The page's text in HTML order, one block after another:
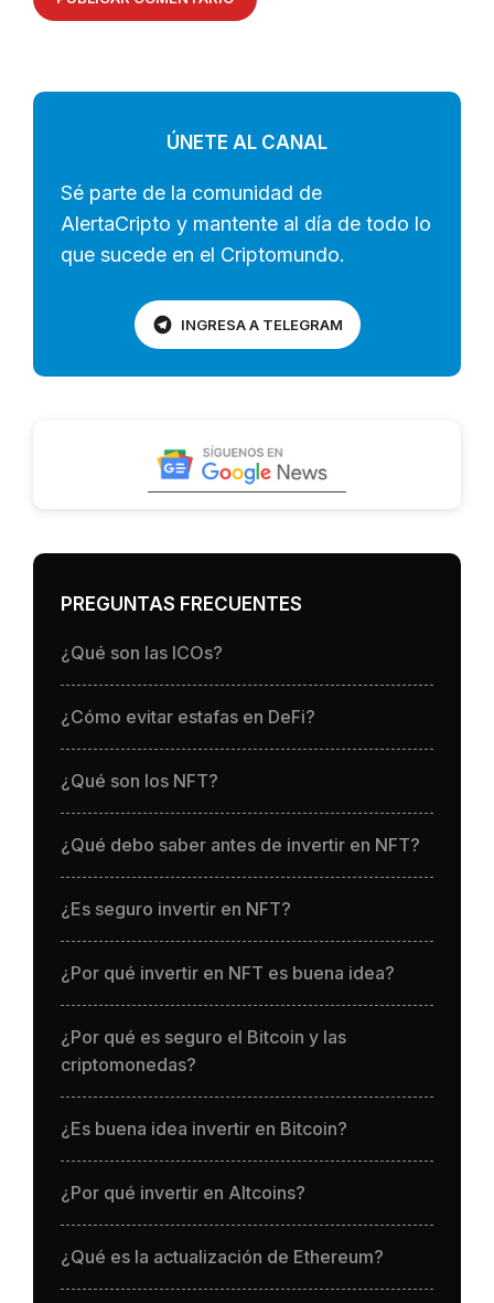
ÚNETE AL CANAL
Sé parte de la comunidad de
AlertaCripto y mantente al día de todo lo
que sucede en el Criptomundo.
INGRESA A TELEGRAM
PREGUNTAS FRECUENTES
¿Qué son las ICOs?
¿Cómo evitar estafas en DeFi?
¿Qué son los NFT?
¿Qué debo saber antes de invertir en NFT?
¿Es seguro invertir en NFT?
¿Por qué invertir en NFT es buena idea?
¿Por qué es seguro el Bitcoin y las
criptomonedas?
¿Es buena idea invertir en Bitcoin?
¿Por qué invertir en Altcoins?
¿Qué es la actualización de Ethereum?